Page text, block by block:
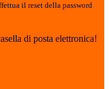
il reset della password
di posta elettronica!